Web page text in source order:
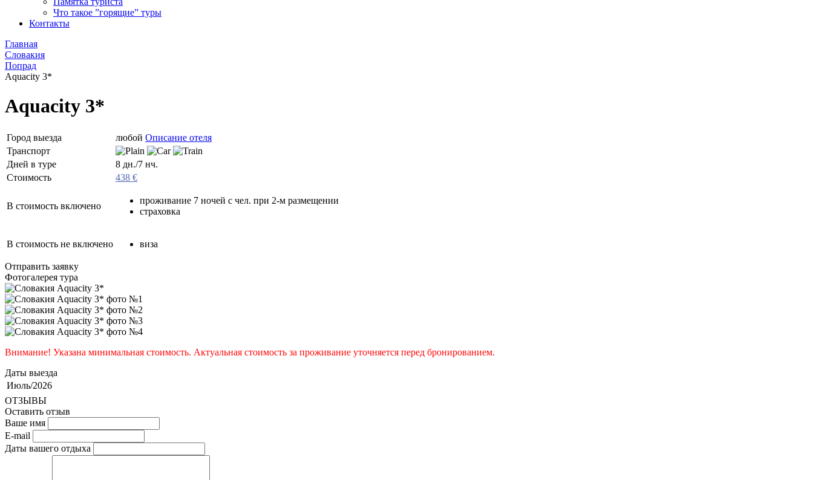
Что такое ”горящие” туры
Контакты
Главная
Словакия
Попрад
Aquacity 3*
Aquacity 3*
Город выезда любой Описание отеля
Транспорт
Дней в туре
8 дн./7 нч.
Стоимость
438 €
В стоимость включено
проживание 7 ночей с чел. при 2-м размещении
страховка
В стоимость не включено виза
Отправить заявку
Фотогалерея тура
Внимание! Указана минимальная стоимость. Актуальная стоимость за проживание уточняется перед бронированием.
Даты выезда
Июль/2026
ОТЗЫВЫ
Оставить отзыв
Ваше имя
E-mail
Даты вашего отдыха